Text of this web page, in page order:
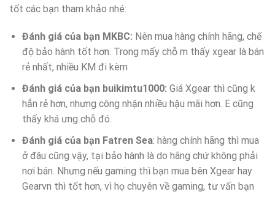
tốt các bạn tham khảo nhé:
Đánh giá của bạn MKBC: Nên mua hàng chính hãng, chế
độ bảo hành tốt hơn. Trong mấy chỗ m thấy xgear là bán
rẻ nhất, nhiều KM đi kèm
Đánh giá của bạn buikimtu1000: Giá Xgear thì cũng k
hẳn rẻ hơn, nhưng công nhận nhiều hậu mãi hơn. E cũng
thấy khá ưng chỗ đó.
Đánh giá của bạn Fatren Sea: hàng chính hãng thì mua
ở đâu cũng vậy, tại bảo hành là do hãng chứ không phải
nơi bán. Nhưng nếu gaming thì bạn mua bên Xgear hay
Gearvn thì tốt hơn, vì họ chuyên về gaming, tư vấn bạn